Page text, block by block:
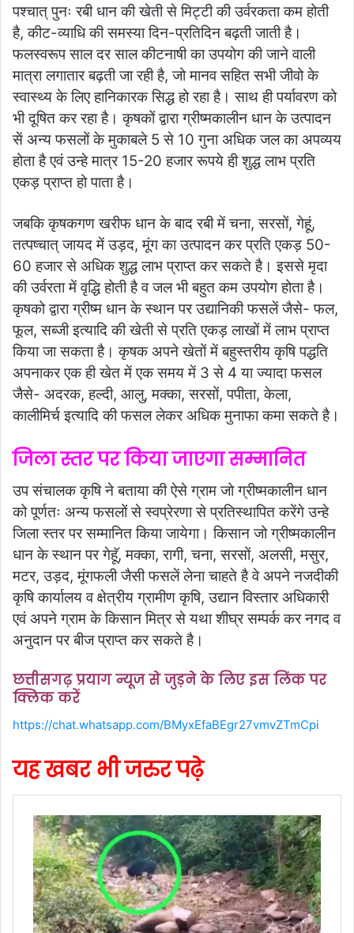
पश्चात् पुनः रबी धान की खेती से मिट्टी की उर्वरकता कम होती
है, कीट-व्याधि की समस्या दिन-प्रतिदिन बढ़ती जाती है।
फलस्वरूप साल दर साल कीटनाषी का उपयोग की जाने वाली
मात्रा लगातार बढ़ती जा रही है, जो मानव सहित सभी जीवो के
स्वास्थ्य के लिए हानिकारक सिद्ध हो रहा है। साथ ही पर्यावरण को
भी दूषित कर रहा है। कृषकों द्वारा ग्रीष्मकालीन धान के उत्पादन
सें अन्य फसलों के मुकाबले 5 से 10 गुना अधिक जल का अपव्यय
होता है एवं उन्हे मात्र 15-20 हजार रूपये ही़ शुद्ध लाभ प्रति
एकड़ प्राप्त हो पाता है।
जबकि कृषकगण खरीफ धान के बाद रबी में चना, सरसों, गेहूं,
तत्पष्चात् जायद में उड़द, मूंग का उत्पादन कर प्रति एकड़ 50-
60 हजार से अधिक शुद्ध लाभ प्राप्त कर सकते है। इससे मृदा
की उर्वरता में वृद्धि होती है व जल भी बहुत कम उपयोग होता है।
कृषको द्वारा ग्रीष्म धान के स्थान पर उद्यानिकी फसलें जैसे- फल,
फूल, सब्जी इत्यादि की खेती से प्रति एकड़ लाखों में लाभ प्राप्त
किया जा सकता है। कृषक अपने खेतों में बहुस्तरीय कृषि पद्धति
अपनाकर एक ही खेत में एक समय में 3 से 4 या ज्यादा फसल
जैसे- अदरक, हल्दी, आलु, मक्का, सरसों, पपीता, केला,
कालीमिर्च इत्यादि की फसल लेकर अधिक मुनाफा कमा सकते है।
जिला स्तर पर किया जाएगा सम्मानित
उप संचालक कृषि ने बताया की ऐसे ग्राम जो ग्रीष्मकालीन धान
को पूर्णतः अन्य फसलों से स्वप्रेरणा से प्रतिस्थापित करेंगे उन्हे
जिला स्तर पर सम्मानित किया जायेगा। किसान जो ग्रीष्मकालीन
धान के स्थान पर गेहूॅ, मक्का, रागी, चना, सरसों, अलसी, मसुर,
मटर, उड़द, मूंगफली जैसी फसलें लेना चाहते है वे अपने नजदीकी
कृषि कार्यालय व क्षेत्रीय ग्रामीण कृषि, उद्यान विस्तार अधिकारी
एवं अपने ग्राम के किसान मित्र से यथा शीघ्र सम्पर्क कर नगद व
अनुदान पर बीज प्राप्त कर सकते है।
छत्तीसगढ़ प्रयाग न्यूज से जुड़ने के लिए इस लिंक पर
क्लिक करें
https://chat.whatsapp.com/BMyxEfaBEgr27vmvZTmCpi
यह खबर भी जरुर पढ़े